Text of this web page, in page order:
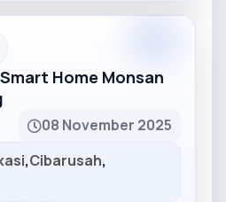
Home Monsan
08 November 2025
,Cibarusah,